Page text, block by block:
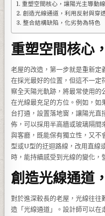
重塑空間核心，讓陽光主導動線
創造光線通道，利用反射與穿
整合結構缺陷，化劣勢為特色
重塑空間核心
老屋的改造，第一步就是重新定
在採光最好的位置，但這不一定
察全天陽光軌跡，將最常使用的
在光線最充足的方位。例如，如
台打通，設置落地窗，讓陽光
佈，可以採用半高牆或玻璃隔間
與客廳，既能保有獨立性，又
型或U型的迂迴路線，改用直線
時，能持續感受到光線的變化，
創造光線通道
對於進深較長的老屋，光線往往
造「光線通道」。設計師可以在